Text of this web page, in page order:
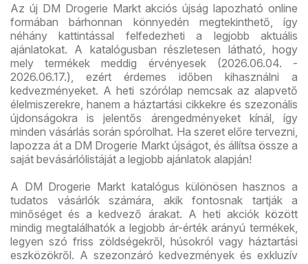
Az új DM Drogerie Markt akciós újság lapozható online
formában bárhonnan könnyedén megtekinthető, így
néhány kattintással felfedezheti a legjobb aktuális
ajánlatokat. A katalógusban részletesen látható, hogy
mely termékek meddig érvényesek (2026.06.04. -
2026.06.17.), ezért érdemes időben kihasználni a
kedvezményeket. A heti szórólap nemcsak az alapvető
élelmiszerekre, hanem a háztartási cikkekre és szezonális
újdonságokra is jelentős árengedményeket kínál, így
minden vásárlás során spórolhat. Ha szeret előre tervezni,
lapozza át a DM Drogerie Markt újságot, és állítsa össze a
saját bevásárlólistáját a legjobb ajánlatok alapján!
A DM Drogerie Markt katalógus különösen hasznos a
tudatos vásárlók számára, akik fontosnak tartják a
minőséget és a kedvező árakat. A heti akciók között
mindig megtalálhatók a legjobb ár-érték arányú termékek,
legyen szó friss zöldségekről, húsokról vagy háztartási
eszközökről. A szezonzáró kedvezmények és exkluzív